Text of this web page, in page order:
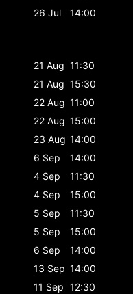
26 Jul
14:00
21 Aug 11:30
21 Aug 15:30
22 Aug 11:00
22 Aug 15:00
23 Aug 14:00
6 Sep
14:00
4 Sep
11:30
4 Sep
15:00
5 Sep
11:30
5 Sep
15:00
6 Sep
14:00
13 Sep 14:00
11 Sep 12:30